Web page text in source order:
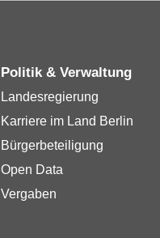
Politik & Verwaltung
Landesregierung
Karriere im Land Berlin
Bürgerbeteiligung
Open Data
Vergaben